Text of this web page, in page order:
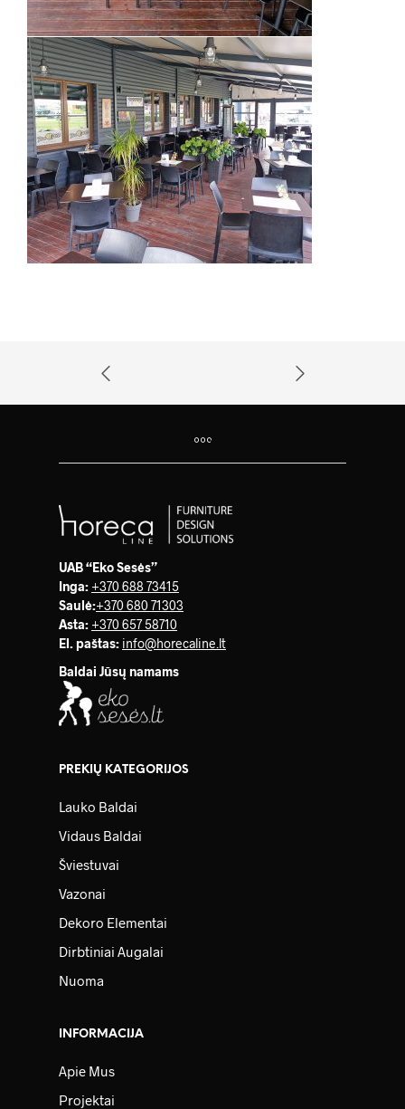
UAB “Eko Sesės”
Inga: +370 688 73415
Saulė:+370 680 71303
Asta: +370 657 58710
El. paštas: info@horecaline.lt
Baldai Jūsų namams
PREKIŲ KATEGORIJOS
Lauko Baldai
Vidaus Baldai
Šviestuvai
Vazonai
Dekoro Elementai
Dirbtiniai Augalai
Nuoma
INFORMACIJA
Apie Mus
Projektai